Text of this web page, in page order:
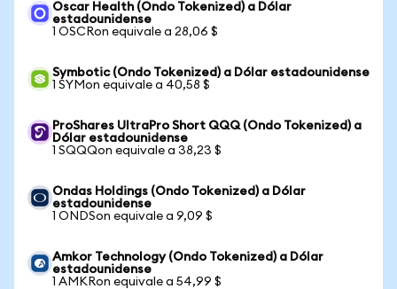
Oscar Health (Ondo Tokenized) a Dólar
estadounidense
1 OSCRon equivale a 28,06 $
Symbotic (Ondo Tokenized) a Dólar estadounidense
1 SYMon equivale a 40,58 $
ProShares UltraPro Short QQQ (Ondo Tokenized) a
Dólar estadounidense
1 SQQQon equivale a 38,23 $
Ondas Holdings (Ondo Tokenized) a Dólar
estadounidense
1 ONDSon equivale a 9,09 $
Amkor Technology (Ondo Tokenized) a Dólar
estadounidense
1 AMKRon equivale a 54,99 $